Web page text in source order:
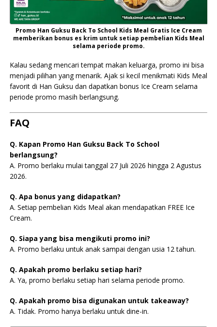
Promo Han Guksu Back To School Kids Meal Gratis Ice Cream
memberikan bonus es krim untuk setiap pembelian Kids Meal
selama periode promo.
Kalau sedang mencari tempat makan keluarga, promo ini bisa
menjadi pilihan yang menarik. Ajak si kecil menikmati Kids Meal
favorit di Han Guksu dan dapatkan bonus Ice Cream selama
periode promo masih berlangsung.
FAQ
Q. Kapan Promo Han Guksu Back To School
berlangsung?
A. Promo berlaku mulai tanggal 27 Juli 2026 hingga 2 Agustus
2026.
Q. Apa bonus yang didapatkan?
A. Setiap pembelian Kids Meal akan mendapatkan FREE Ice
Cream.
Q. Siapa yang bisa mengikuti promo ini?
A. Promo berlaku untuk anak sampai dengan usia 12 tahun.
Q. Apakah promo berlaku setiap hari?
A. Ya, promo berlaku setiap hari selama periode promo.
Q. Apakah promo bisa digunakan untuk takeaway?
A. Tidak. Promo hanya berlaku untuk dine-in.